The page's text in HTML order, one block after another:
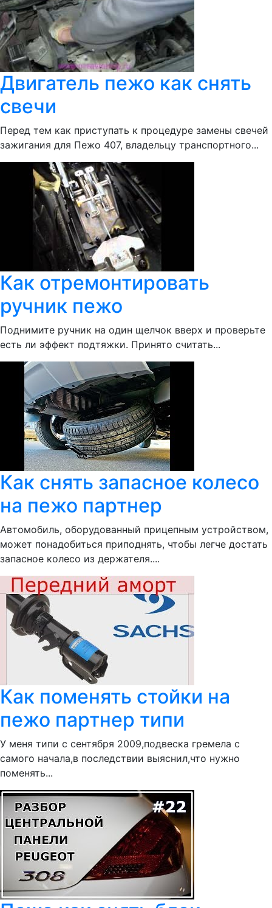
Двигатель пежо как снять
свечи
Перед тем как приступать к процедуре замены свечей
зажигания для Пежо 407, владельцу транспортного...
Как отремонтировать
ручник пежо
Поднимите ручник на один щелчок вверх и проверьте
есть ли эффект подтяжки. Принято считать...
Как снять запасное колесо
на пежо партнер
Автомобиль, оборудованный прицепным устройством,
может понадобиться приподнять, чтобы легче достать
запасное колесо из держателя....
Как поменять стойки на
пежо партнер типи
У меня типи с сентября 2009,подвеска гремела с
самого начала,в последствии выяснил,что нужно
поменять...